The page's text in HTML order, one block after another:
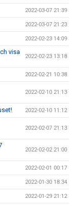
2022-03-07 21:39
2022-03-07 21:23
2022-02-23 14:09
visa
2022-02-23 13:18
2022-02-21 10:38
2022-02-10 21:13
2022-02-10 11:12
2022-02-07 21:13
2022-02-02 21:00
2022-02-01 00:17
2022-01-30 18:34
2022-01-29 21:12